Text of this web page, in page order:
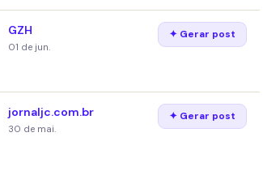
GZH
01 de jun.
✦ Gerar post
jornaljc.com.br
30 de mai.
✦ Gerar post